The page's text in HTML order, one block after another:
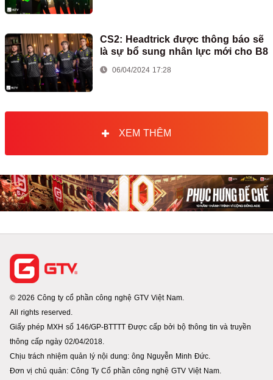
CS2: Headtrick được thông báo sẽ
là sự bổ sung nhân lực mới cho B8
06/04/2024 17:28
XEM THÊM
© 2026 Công ty cổ phần công nghệ GTV Việt Nam.
All rights reserved.
Giấy phép MXH số 146/GP-BTTTT Được cấp bởi bộ thông tin và truyền
thông cấp ngày 02/04/2018.
Chịu trách nhiệm quản lý nội dung: ông Nguyễn Minh Đức.
Đơn vị chủ quản: Công Ty Cổ phần công nghệ GTV Việt Nam.